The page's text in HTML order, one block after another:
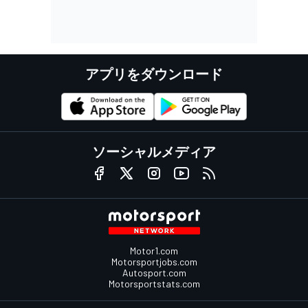
アプリをダウンロード
ソーシャルメディア
Motor1.com
Motorsportjobs.com
Autosport.com
Motorsportstats.com